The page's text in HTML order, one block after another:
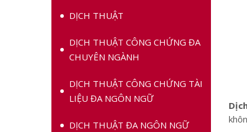
DỊCH THUẬT
DỊCH THUẬT CÔNG CHỨNG ĐA
CHUYÊN NGÀNH
DỊCH THUẬT CÔNG CHỨNG TÀI
LIỆU ĐA NGÔN NGỮ
DỊCH THUẬT ĐA NGÔN NGỮ